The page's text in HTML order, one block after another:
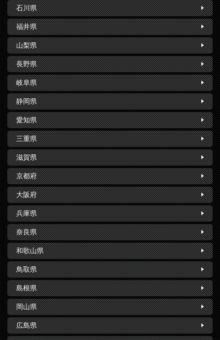
石川県
福井県
山梨県
長野県
岐阜県
静岡県
愛知県
三重県
滋賀県
京都府
大阪府
兵庫県
奈良県
和歌山県
鳥取県
島根県
岡山県
広島県